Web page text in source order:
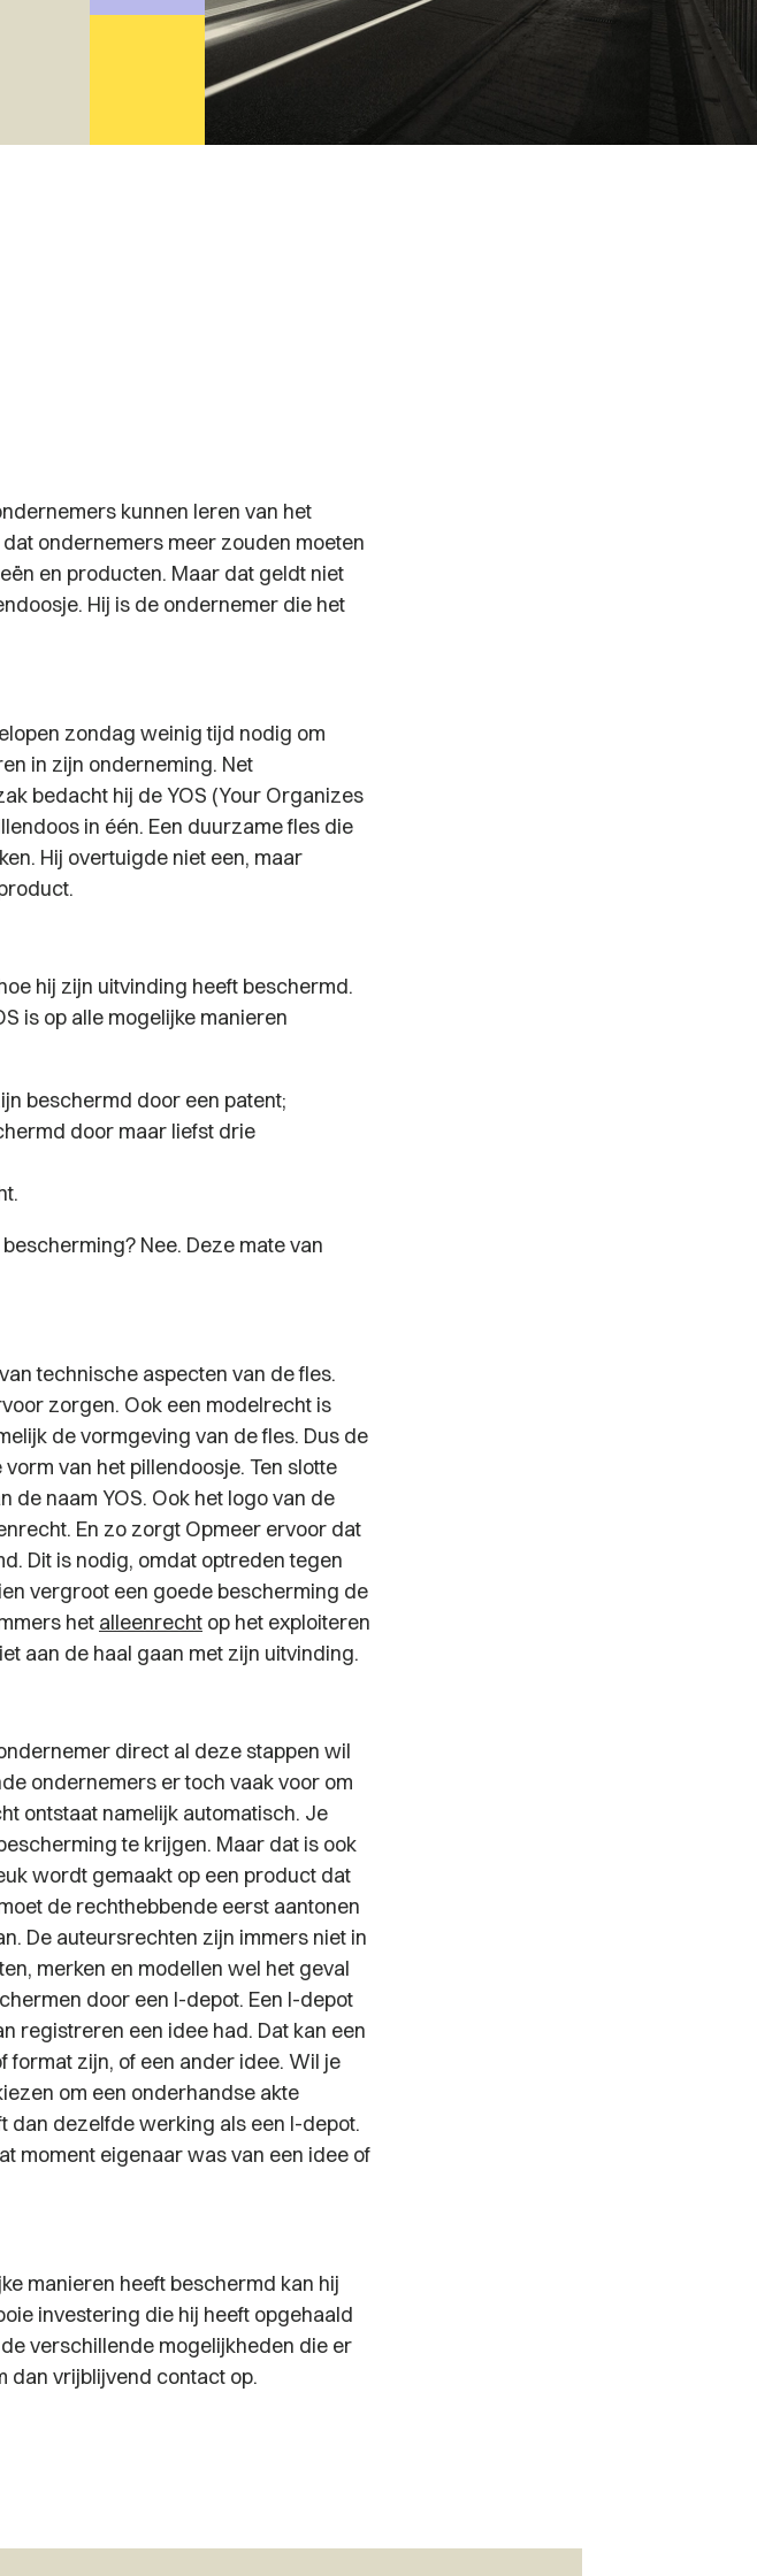
kunnen leren van het
ondernemers meer zouden moeten
en producten. Maar dat geldt niet
Hij is de ondernemer die het
zondag weinig tijd nodig om
in zijn onderneming. Net
bedacht hij de YOS (Your Organizes
in één. Een duurzame fles die
Hij overtuigde niet een, maar
hij zijn uitvinding heeft beschermd.
is op alle mogelijke manieren
beschermd door een patent;
door maar liefst drie
Nee. Deze mate van
technische aspecten van de fles.
zorgen. Ook een modelrecht is
de vormgeving van de fles. Dus de
van het pillendoosje. Ten slotte
naam YOS. Ook het logo van de
En zo zorgt Opmeer ervoor dat
Dit is nodig, omdat optreden tegen
vergroot een goede bescherming de
het alleenrecht op het exploiteren
aan de haal gaan met zijn uitvinding.
direct al deze stappen wil
ondernemers er toch vaak voor om
ontstaat namelijk automatisch. Je
te krijgen. Maar dat is ook
wordt gemaakt op een product dat
de rechthebbende eerst aantonen
De auteursrechten zijn immers niet in
merken en modellen wel het geval
door een I-depot. Een I-depot
registreren een idee had. Dat kan een
zijn, of een ander idee. Wil je
om een onderhandse akte
dan dezelfde werking als een I-depot.
moment eigenaar was van een idee of
manieren heeft beschermd kan hij
investering die hij heeft opgehaald
verschillende mogelijkheden die er
dan vrijblijvend contact op.